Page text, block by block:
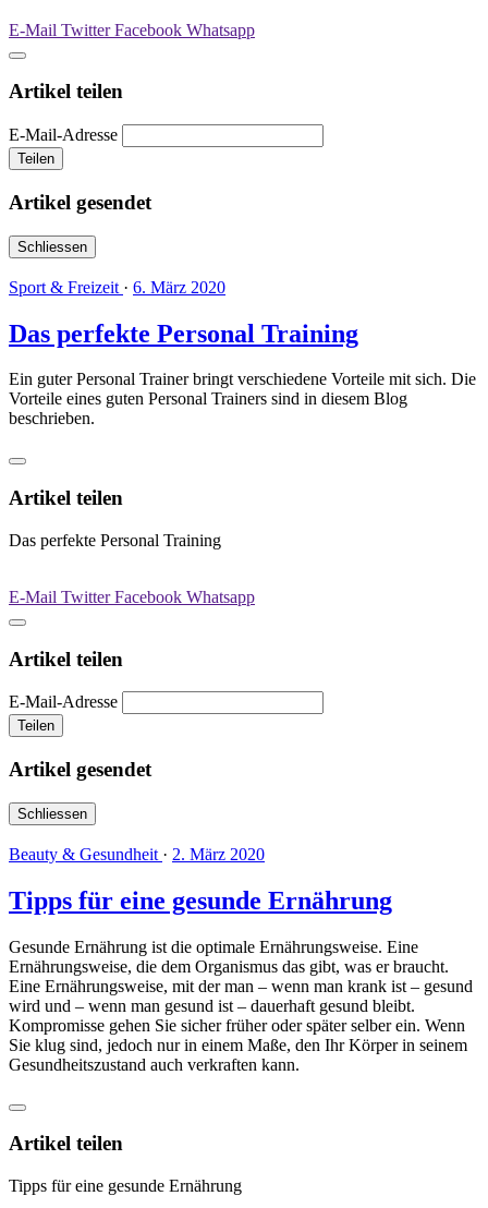
E-Mail TwitterFacebook Whatsapp
Artikel teilen
E-Mail-Adresse
Teilen
Artikel gesendet
Schliessen
Sport & Freizeit · 6. März 2020
Das perfekte Personal Training
Ein guter Personal Trainer bringt verschiedene Vorteile mit sich. Die
Vorteile eines guten Personal Trainers sind in diesem Blog
beschrieben.
Artikel teilen
Das perfekte Personal Training
E-Mail TwitterFacebook Whatsapp
Artikel teilen
E-Mail-Adresse
Teilen
Artikel gesendet
Schliessen
Beauty & Gesundheit · 2. März 2020
Tipps für eine gesunde Ernährung
Gesunde Ernährung ist die optimale Ernährungsweise. Eine
Ernährungsweise, die dem Organismus das gibt, was er braucht.
Eine Ernährungsweise, mit der man – wenn man krank ist – gesund
wird und – wenn man gesund ist – dauerhaft gesund bleibt.
Kompromisse gehen Sie sicher früher oder später selber ein. Wenn
Sie klug sind, jedoch nur in einem Maße, den Ihr Körper in seinem
Gesundheitszustand auch verkraften kann.
Artikel teilen
Tipps für eine gesunde Ernährung